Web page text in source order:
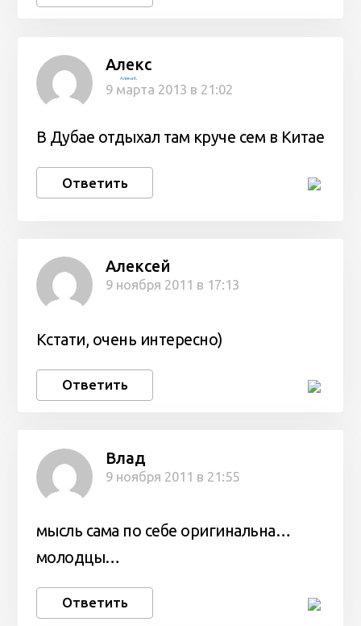
Алекс
Алина К.
9 марта 2013 в 21:02
В Дубае отдыхал там круче сем в Китае
Ответить
Алексей
9 ноября 2011 в 17:13
Кстати, очень интересно)
Ответить
Влад
9 ноября 2011 в 21:55
мысль сама по себе оригинальна…
молодцы…
Ответить